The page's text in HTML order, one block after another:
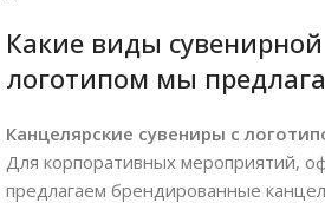
Какие виды
логотипом мы
Канцелярские сувениры с
Для корпоративных мероприятий,
предлагаем брендированные